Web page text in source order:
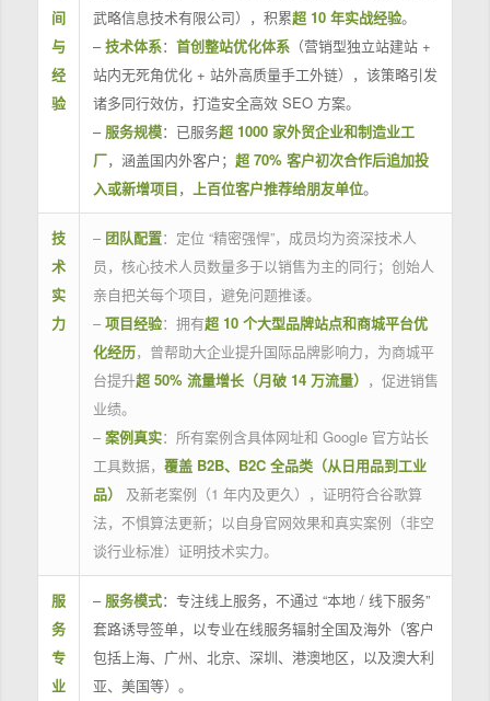
间
与
经
验
武略信息技术有限公司），积累超 10 年实战经验。
–技术体系： 首创整站优化体系（营销型独立站建站 +
站内无死角优化 + 站外高质量手工外链），该策略引发
诸多同行效仿，打造安全高效 SEO 方案。
– 服务规模：已服务超 1000 家外贸企业和制造业工
厂，涵盖国内外客户； 超 70% 客户初次合作后追加投
入或新增项目， 上百位客户推荐给朋友单位。
技
术
实
力
– 团队配置：定位 “精密强悍”，成员均为资深技术人
员，核心技术人员数量多于以销售为主的同行；创始人
亲自把关每个项目，避免问题推诿。
– 项目经验：拥有超 10 个大型品牌站点和商城平台优
化经历，曾帮助大企业提升国际品牌影响力，为商城平
台提升超 50% 流量增长（月破 14 万流量） ，促进销售
业绩。
– 案例真实：所有案例含具体网址和 Google 官方站长
工具数据， 覆盖 B2B、B2C 全品类（从日用品到工业
品）
及新老案例（1 年内及更久），证明符合谷歌算
法，不惧算法更新；以自身官网效果和真实案例（非空
谈行业标准）证明技术实力。
服
务
专
业
– 服务模式：专注线上服务，不通过 “本地 / 线下服务”
套路诱导签单，以专业在线服务辐射全国及海外（客户
包括上海、广州、北京、深圳、港澳地区，以及澳大利
亚、美国等）。